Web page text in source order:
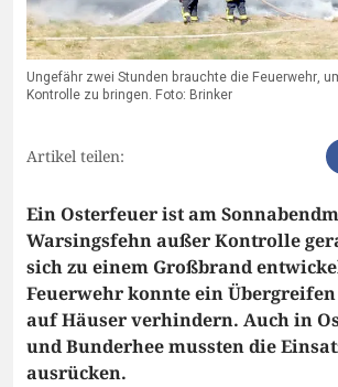
Ungefähr zwei Stunden brauchte die Feuerwehr,
Kontrolle zu bringen. Foto: Brinker
Artikel teilen:
Ein Osterfeuer ist am
Warsingsfehn außer Kontrolle
sich zu einem Großbrand
Feuerwehr konnte ein Übergreifen
auf Häuser verhindern. Auch in
und Bunderhee mussten die
ausrücken.